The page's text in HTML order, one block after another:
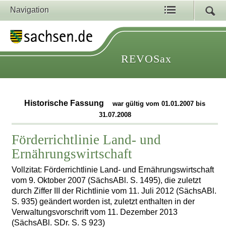
Navigation
REVOSax
Historische Fassung
war gültig vom 01.01.2007 bis
31.07.2008
Förderrichtlinie Land- und
Ernährungswirtschaft
Vollzitat: Förderrichtlinie Land- und Ernährungswirtschaft
vom 9. Oktober 2007 (SächsABl. S. 1495), die zuletzt
durch Ziffer III der Richtlinie vom 11. Juli 2012 (SächsABl.
S. 935) geändert worden ist, zuletzt enthalten in der
Verwaltungsvorschrift vom 11. Dezember 2013
(SächsABl. SDr. S. S 923)